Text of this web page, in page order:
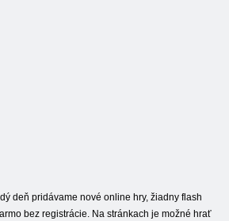
deň pridávame nové online hry, žiadny flash
bez registrácie. Na stránkach je možné hrať